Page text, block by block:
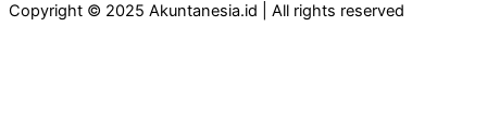
Copyright © 2025 Akuntanesia.id | All rights reserved